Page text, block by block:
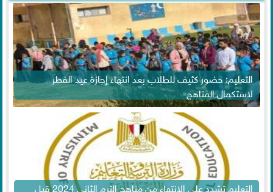
التعليم: حضور كثيف للطلاب بعد انتهاء إجازة عيد الفطر
لاستكمال المناهج
التعليم تشدد على الانتهاء من مناهج الترم الثاني 2024 قبل